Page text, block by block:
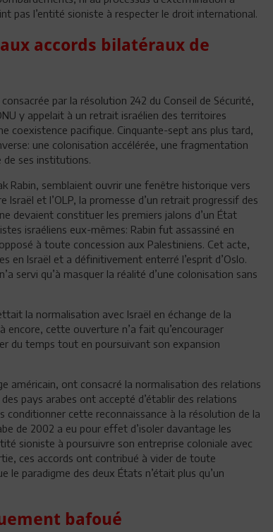
pas l’entité sioniste à respecter le droit international.
accords bilatéraux de
par la résolution 242 du Conseil de Sécurité,
y appelait à un retrait israélien des territoires
coexistence pacifique. Cinquante-sept ans plus tard,
une colonisation accélérée, une fragmentation
ses institutions.
Rabin, semblaient ouvrir une fenêtre historique vers
et l’OLP, la promesse d’un retrait progressif des
devaient constituer les premiers jalons d’un État
israéliens eux-mêmes: Rabin fut assassiné en
à toute concession aux Palestiniens. Cet acte,
en Israël et a définitivement enterré l’esprit d’Oslo.
servi qu’à masquer la réalité d’une colonisation sans
la normalisation avec Israël en échange de la
encore, cette ouverture n’a fait qu’encourager
du temps tout en poursuivant son expansion
américain, ont consacré la normalisation des relations
pays arabes ont accepté d’établir des relations
conditionner cette reconnaissance à la résolution de la
de 2002 a eu pour effet d’isoler davantage les
sioniste à poursuivre son entreprise coloniale avec
ces accords ont contribué à vider de toute
le paradigme des deux États n’était plus qu’un
bafoué